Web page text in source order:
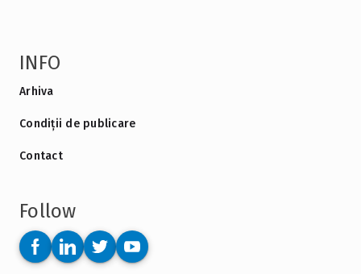
INFO
Arhiva
Condiții de publicare
Contact
Follow